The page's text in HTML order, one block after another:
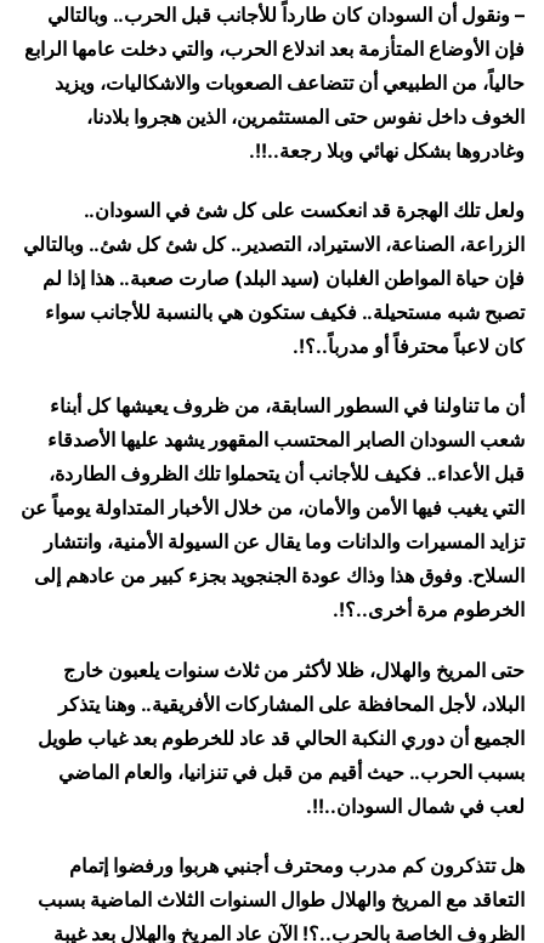
– ونقول أن السودان كان طارداً للأجانب قبل الحرب.. وبالتالي
فإن الأوضاع المتأزمة بعد اندلاع الحرب، والتي دخلت عامها الرابع
حالياً، من الطبيعي أن تتضاعف الصعوبات والاشكاليات، ويزيد
الخوف داخل نفوس حتى المستثمرين، الذين هجروا بلادنا،
وغادروها بشكل نهائي وبلا رجعة..!!.
ولعل تلك الهجرة قد انعكست على كل شئ في السودان..
الزراعة، الصناعة، الاستيراد، التصدير.. كل شئ كل شئ.. وبالتالي
فإن حياة المواطن الغلبان (سيد البلد) صارت صعبة.. هذا إذا لم
تصبح شبه مستحيلة.. فكيف ستكون هي بالنسبة للأجانب سواء
كان لاعباً محترفاً أو مدرباً..؟!.
أن ما تناولنا في السطور السابقة، من ظروف يعيشها كل أبناء
شعب السودان الصابر المحتسب المقهور يشهد عليها الأصدقاء
قبل الأعداء.. فكيف للأجانب أن يتحملوا تلك الظروف الطاردة،
التي يغيب فيها الأمن والأمان، من خلال الأخبار المتداولة يومياً عن
تزايد المسيرات والدانات وما يقال عن السيولة الأمنية، وانتشار
السلاح. وفوق هذا وذاك عودة الجنجويد بجزء كبير من عادهم إلى
الخرطوم مرة أخرى..؟!.
حتى المريخ والهلال، ظلا لأكثر من ثلاث سنوات يلعبون خارج
البلاد، لأجل المحافظة على المشاركات الأفريقية.. وهنا يتذكر
الجميع أن دوري النكبة الحالي قد عاد للخرطوم بعد غياب طويل
بسبب الحرب.. حيث أقيم من قبل في تنزانيا، والعام الماضي
لعب في شمال السودان..!!.
هل تتذكرون كم مدرب ومحترف أجنبي هربوا ورفضوا إتمام
التعاقد مع المريخ والهلال طوال السنوات الثلاث الماضية بسبب
الظروف الخاصة بالحرب..؟! الآن عاد المريخ والهلال بعد غيبة